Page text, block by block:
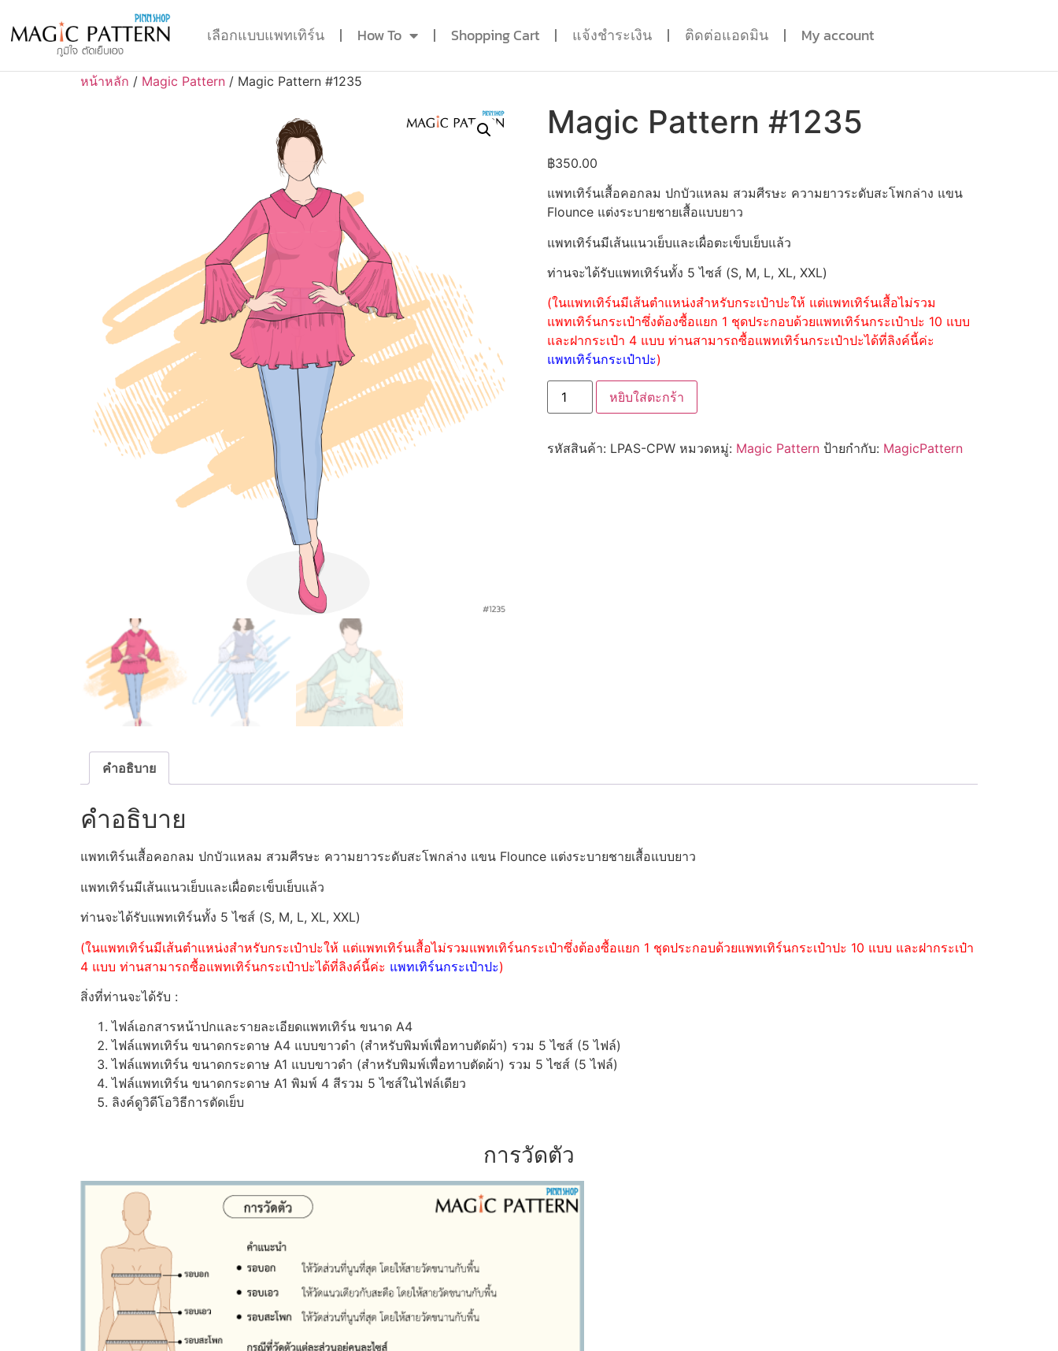
เลือกแบบแพทเทิร์น How To Shopping Cart แจ้งชำระเงิน ติดต่อแอดมิน My account
หน้าหลัก / Magic Pattern / Magic Pattern #1235
Magic Pattern #1235
฿350.00
แพทเทิร์นเสื้อคอกลม ปกบัวแหลม สวมศีรษะ ความยาวระดับสะโพกล่าง แขน
Flounce แต่งระบายชายเสื้อแบบยาว
แพทเทิร์นมีเส้นแนวเย็บและเผื่อตะเข็บเย็บแล้ว
ท่านจะได้รับแพทเทิร์นทั้ง 5 ไซส์ (S, M, L, XL, XXL)
(ในแพทเทิร์นมีเส้นตำแหน่งสำหรับกระเป๋าปะให้ แต่แพทเทิร์นเสื้อไม่รวม
แพทเทิร์นกระเป๋าซึ่งต้องซื้อแยก 1 ชุดประกอบด้วยแพทเทิร์นกระเป๋าปะ 10 แบบ
และฝากระเป๋า 4 แบบ ท่านสามารถซื้อแพทเทิร์นกระเป๋าปะได้ที่ลิงค์นี้ค่ะ
แพทเทิร์นกระเป๋าปะ)
หยิบใส่ตะกร้า
รหัสสินค้า: LPAS-CPW หมวดหมู่: Magic Pattern ป้ายกำกับ: MagicPattern
คำอธิบาย
คำอธิบาย
แพทเทิร์นเสื้อคอกลม ปกบัวแหลม สวมศีรษะ ความยาวระดับสะโพกล่าง แขน Flounce แต่งระบายชายเสื้อแบบยาว
แพทเทิร์นมีเส้นแนวเย็บและเผื่อตะเข็บเย็บแล้ว
ท่านจะได้รับแพทเทิร์นทั้ง 5 ไซส์ (S, M, L, XL, XXL)
(ในแพทเทิร์นมีเส้นตำแหน่งสำหรับกระเป๋าปะให้ แต่แพทเทิร์นเสื้อไม่รวมแพทเทิร์นกระเป๋าซึ่งต้องซื้อแยก 1 ชุดประกอบด้วยแพทเทิร์นกระเป๋าปะ 10 แบบ และฝากระเป๋า
4 แบบ ท่านสามารถซื้อแพทเทิร์นกระเป๋าปะได้ที่ลิงค์นี้ค่ะ แพทเทิร์นกระเป๋าปะ)
สิ่งที่ท่านจะได้รับ :
ไฟล์เอกสารหน้าปกและรายละเอียดแพทเทิร์น ขนาด A4
ไฟล์แพทเทิร์น ขนาดกระดาษ A4 แบบขาวดำ (สำหรับพิมพ์เพื่อทาบตัดผ้า) รวม 5 ไซส์ (5 ไฟล์)
ไฟล์แพทเทิร์น ขนาดกระดาษ A1 แบบขาวดำ (สำหรับพิมพ์เพื่อทาบตัดผ้า) รวม 5 ไซส์ (5 ไฟล์)
ไฟล์แพทเทิร์น ขนาดกระดาษ A1 พิมพ์ 4 สีรวม 5 ไซส์ในไฟล์เดียว
ลิงค์ดูวิดีโอวิธีการตัดเย็บ
การวัดตัว